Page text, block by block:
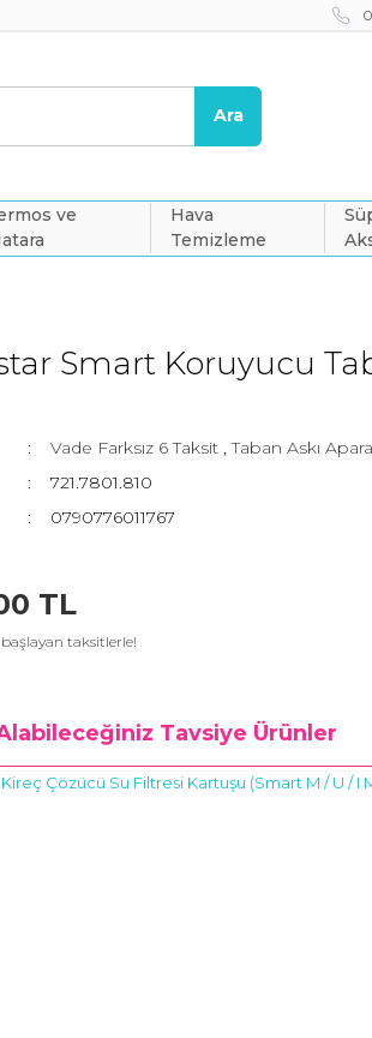
Ara
ve
Hava
Temizleme
Smart Koruyucu
Vade Farksız 6 Taksit ,Taban Askı
721.7801.810
0790776011767
TL
başlayan taksitlerle!
Tavsiye Ürünler